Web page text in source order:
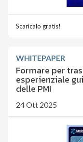
Scaricalo gratis!
WHITEPAPER
Formare per
esperienziale
delle PMI
24 Ott 2025